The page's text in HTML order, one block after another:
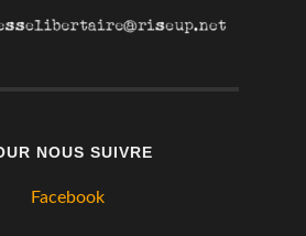
NOUS SUIVRE
Facebook